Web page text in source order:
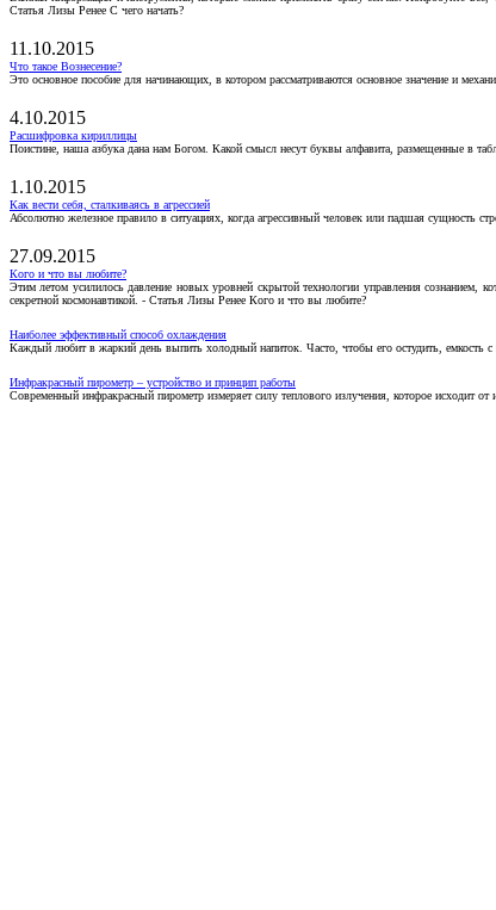
Статья Лизы Ренее С чего начать?
11.10.2015
Что такое Вознесение?
Это основное пособие для начинающих, в котором рассматриваются основное значение и
4.10.2015
Расшифровка кириллицы
Поистине, наша азбука дана нам Богом. Какой смысл несут буквы алфавита, размещенные в
1.10.2015
Как вести себя, сталкиваясь в агрессией
Абсолютно железное правило в ситуациях, когда агрессивный человек или падшая сущность
27.09.2015
Кого и что вы любите?
Этим летом усилилось давление новых уровней скрытой технологии управления сознанием,
секретной космонавтикой. - Статья Лизы Ренее Кого и что вы любите?
Наиболее эффективный способ охлаждения
Каждый любит в жаркий день выпить холодный напиток. Часто, чтобы его остудить, емкость
Инфракрасный пирометр – устройство и принцип работы
Современный инфракрасный пирометр измеряет силу теплового излучения, которое исходит